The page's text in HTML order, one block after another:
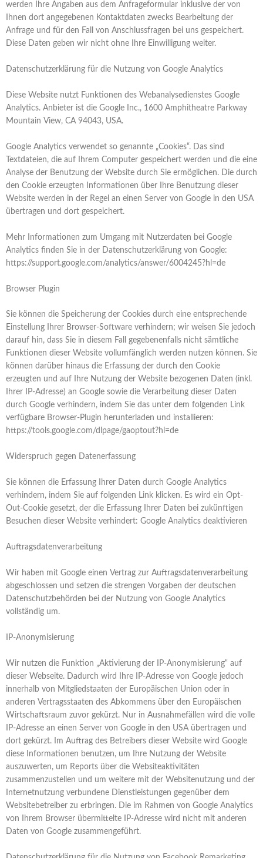
werden Ihre Angaben aus dem Anfrageformular inklusive der von
Ihnen dort angegebenen Kontaktdaten zwecks Bearbeitung der
Anfrage und für den Fall von Anschlussfragen bei uns gespeichert.
Diese Daten geben wir nicht ohne Ihre Einwilligung weiter.
Datenschutzerklärung für die Nutzung von Google Analytics
Diese Website nutzt Funktionen des Webanalysedienstes Google
Analytics. Anbieter ist die Google Inc., 1600 Amphitheatre Parkway
Mountain View, CA 94043, USA.
Google Analytics verwendet so genannte „Cookies“. Das sind
Textdateien, die auf Ihrem Computer gespeichert werden und die eine
Analyse der Benutzung der Website durch Sie ermöglichen. Die durch
den Cookie erzeugten Informationen über Ihre Benutzung dieser
Website werden in der Regel an einen Server von Google in den USA
übertragen und dort gespeichert.
Mehr Informationen zum Umgang mit Nutzerdaten bei Google
Analytics finden Sie in der Datenschutzerklärung von Google:
https://support.google.com/analytics/answer/6004245?hl=de
Browser Plugin
Sie können die Speicherung der Cookies durch eine entsprechende
Einstellung Ihrer Browser-Software verhindern; wir weisen Sie jedoch
darauf hin, dass Sie in diesem Fall gegebenenfalls nicht sämtliche
Funktionen dieser Website vollumfänglich werden nutzen können. Sie
können darüber hinaus die Erfassung der durch den Cookie
erzeugten und auf Ihre Nutzung der Website bezogenen Daten (inkl.
Ihrer IP-Adresse) an Google sowie die Verarbeitung dieser Daten
durch Google verhindern, indem Sie das unter dem folgenden Link
verfügbare Browser-Plugin herunterladen und installieren:
https://tools.google.com/dlpage/gaoptout?hl=de
Widerspruch gegen Datenerfassung
Sie können die Erfassung Ihrer Daten durch Google Analytics
verhindern, indem Sie auf folgenden Link klicken. Es wird ein Opt-
Out-Cookie gesetzt, der die Erfassung Ihrer Daten bei zukünftigen
Besuchen dieser Website verhindert: Google Analytics deaktivieren
Auftragsdatenverarbeitung
Wir haben mit Google einen Vertrag zur Auftragsdatenverarbeitung
abgeschlossen und setzen die strengen Vorgaben der deutschen
Datenschutzbehörden bei der Nutzung von Google Analytics
vollständig um.
IP-Anonymisierung
Wir nutzen die Funktion „Aktivierung der IP-Anonymisierung“ auf
dieser Webseite. Dadurch wird Ihre IP-Adresse von Google jedoch
innerhalb von Mitgliedstaaten der Europäischen Union oder in
anderen Vertragsstaaten des Abkommens über den Europäischen
Wirtschaftsraum zuvor gekürzt. Nur in Ausnahmefällen wird die volle
IP-Adresse an einen Server von Google in den USA übertragen und
dort gekürzt. Im Auftrag des Betreibers dieser Website wird Google
diese Informationen benutzen, um Ihre Nutzung der Website
auszuwerten, um Reports über die Websiteaktivitäten
zusammenzustellen und um weitere mit der Websitenutzung und der
Internetnutzung verbundene Dienstleistungen gegenüber dem
Websitebetreiber zu erbringen. Die im Rahmen von Google Analytics
von Ihrem Browser übermittelte IP-Adresse wird nicht mit anderen
Daten von Google zusammengeführt.